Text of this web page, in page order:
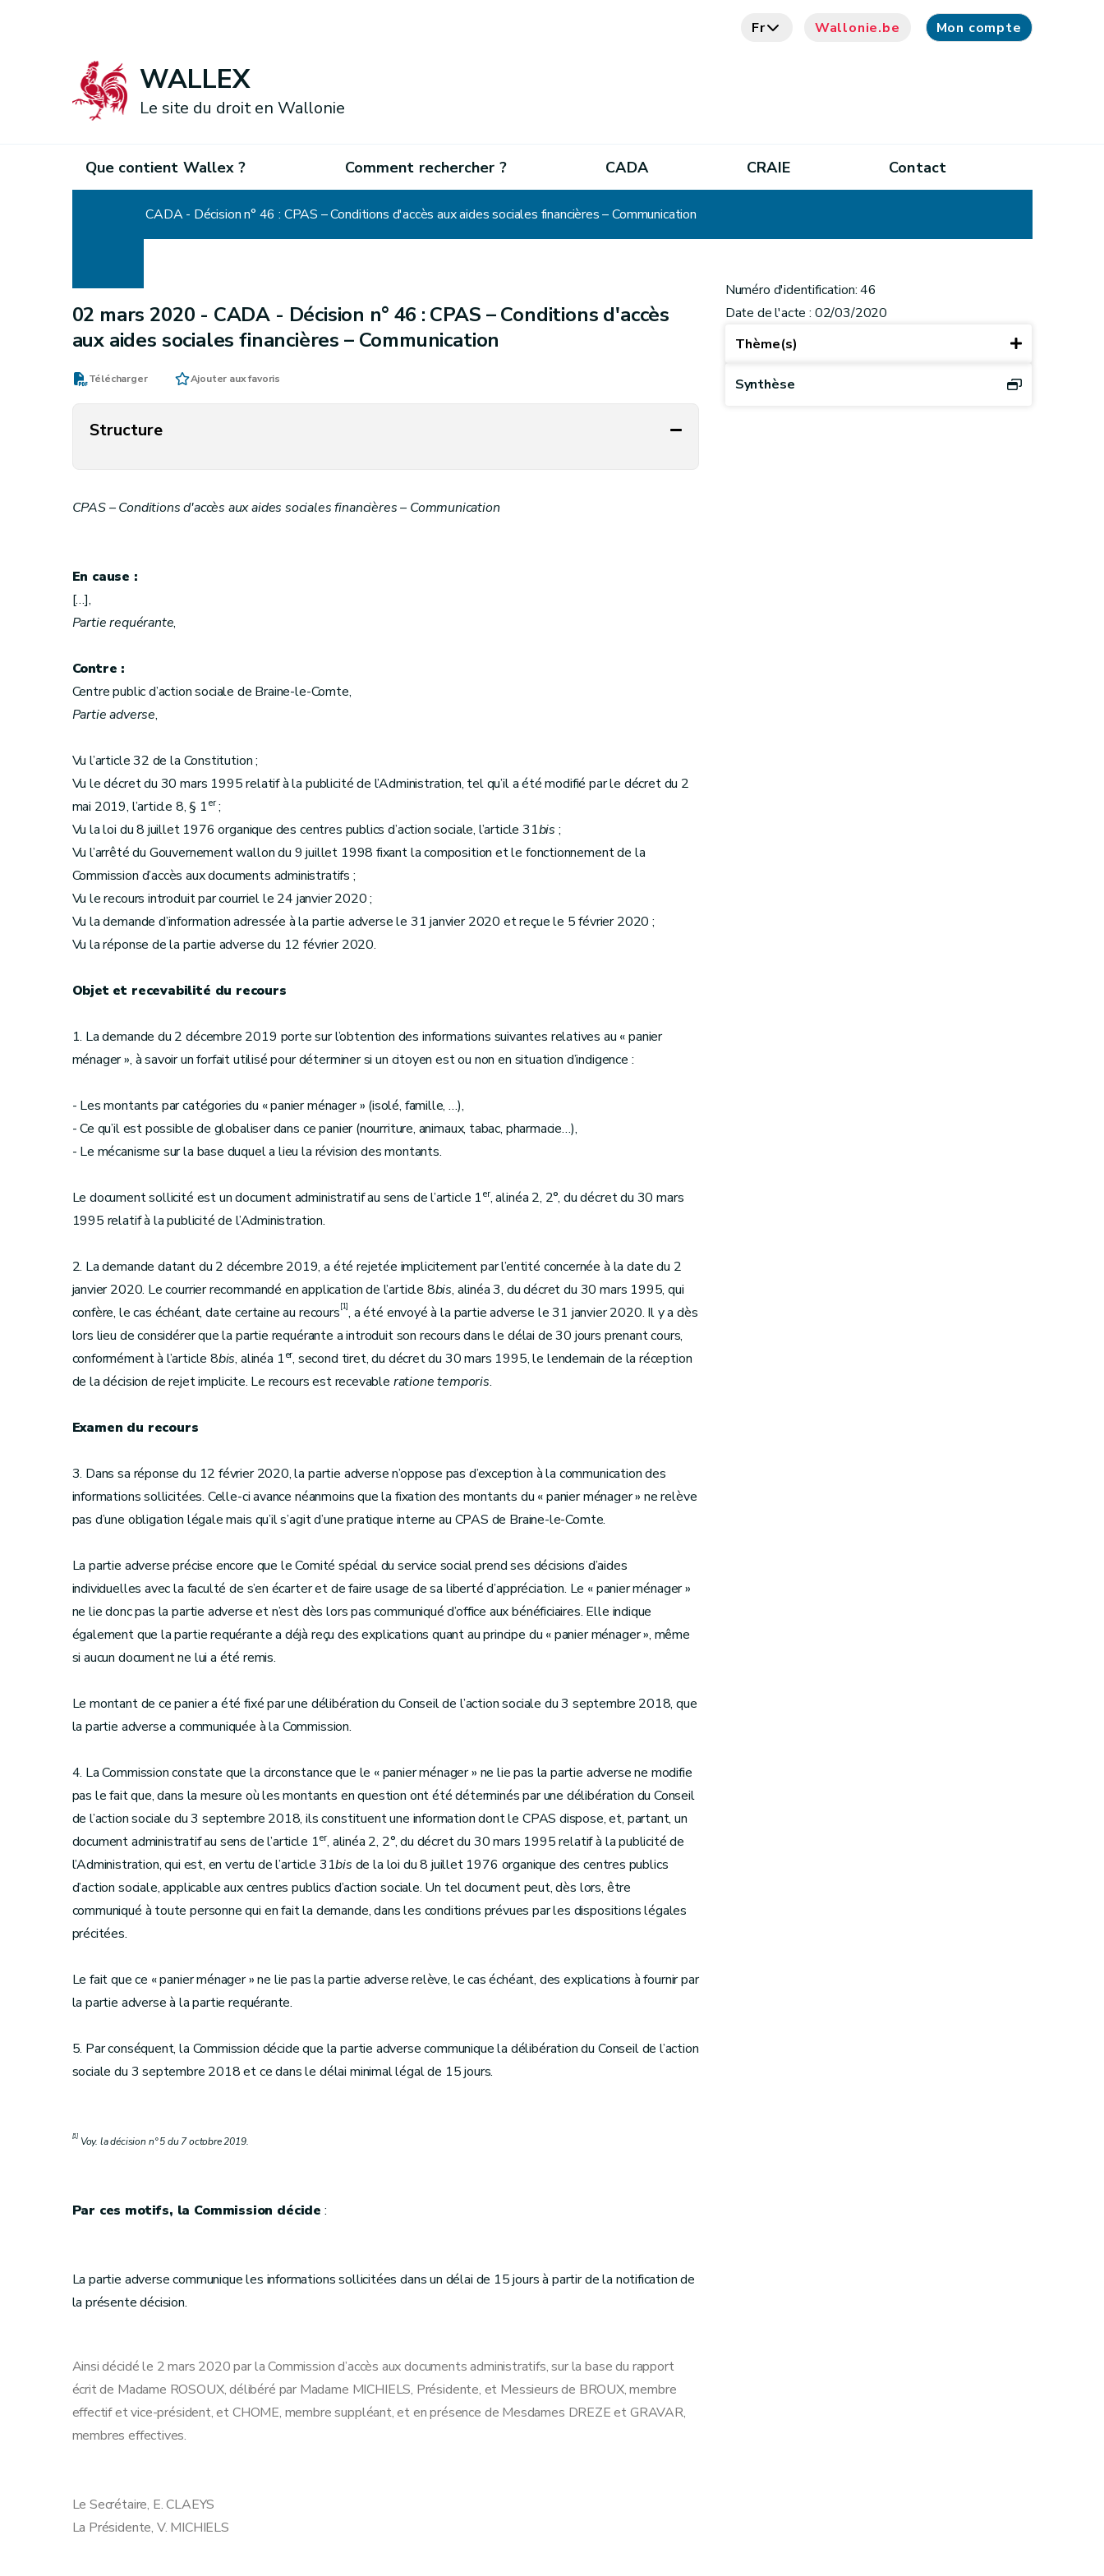
Fr Wallonie.be Mon compte
WALLEX
Le site du droit en Wallonie
Que contient Wallex ? Comment rechercher ? CADA CRAIE Contact
CADA - Décision n° 46 : CPAS – Conditions d'accès aux aides sociales financières – Communication
02 mars 2020 - CADA - Décision n° 46 : CPAS – Conditions d'accès
aux aides sociales financières – Communication
Télécharger Ajouter aux favoris
Structure
CPAS – Conditions d'accès aux aides sociales financières – Communication
En cause :
[…],
Partie requérante,
Contre :
Centre public d’action sociale de Braine-le-Comte,
Partie adverse,
Vu l’article 32 de la Constitution ;
Vu le décret du 30 mars 1995 relatif à la publicité de l’Administration, tel qu’il a été modifié par le décret du 2
mai 2019, l’article 8, § 1er;
Vu la loi du 8 juillet 1976 organique des centres publics d’action sociale, l’article 31bis ;
Vu l’arrêté du Gouvernement wallon du 9 juillet 1998 fixant la composition et le fonctionnement de la
Commission d’accès aux documents administratifs ;
Vu le recours introduit par courriel le 24 janvier 2020 ;
Vu la demande d’information adressée à la partie adverse le 31 janvier 2020 et reçue le 5 février 2020 ;
Vu la réponse de la partie adverse du 12 février 2020.
Objet et recevabilité du recours
1. La demande du 2 décembre 2019 porte sur l’obtention des informations suivantes relatives au « panier
ménager », à savoir un forfait utilisé pour déterminer si un citoyen est ou non en situation d’indigence :
- Les montants par catégories du « panier ménager » (isolé, famille, …),
- Ce qu’il est possible de globaliser dans ce panier (nourriture, animaux, tabac, pharmacie…),
- Le mécanisme sur la base duquel a lieu la révision des montants.
Le document sollicité est un document administratif au sens de l’article 1er, alinéa 2, 2°, du décret du 30 mars
1995 relatif à la publicité de l’Administration.
2. La demande datant du 2 décembre 2019, a été rejetée implicitement par l’entité concernée à la date du 2
janvier 2020. Le courrier recommandé en application de l’article 8bis, alinéa 3, du décret du 30 mars 1995, qui
confère, le cas échéant, date certaine au recours[1], a été envoyé à la partie adverse le 31 janvier 2020. Il y a dès
lors lieu de considérer que la partie requérante a introduit son recours dans le délai de 30 jours prenant cours,
conformément à l’article 8bis, alinéa 1er, second tiret, du décret du 30 mars 1995, le lendemain de la réception
de la décision de rejet implicite. Le recours est recevable ratione temporis.
Examen du recours
3. Dans sa réponse du 12 février 2020, la partie adverse n’oppose pas d’exception à la communication des
informations sollicitées. Celle-ci avance néanmoins que la fixation des montants du « panier ménager » ne relève
pas d’une obligation légale mais qu’il s’agit d’une pratique interne au CPAS de Braine-le-Comte.
La partie adverse précise encore que le Comité spécial du service social prend ses décisions d’aides
individuelles avec la faculté de s’en écarter et de faire usage de sa liberté d’appréciation. Le « panier ménager »
ne lie donc pas la partie adverse et n’est dès lors pas communiqué d’office aux bénéficiaires. Elle indique
également que la partie requérante a déjà reçu des explications quant au principe du « panier ménager », même
si aucun document ne lui a été remis.
Le montant de ce panier a été fixé par une délibération du Conseil de l’action sociale du 3 septembre 2018, que
la partie adverse a communiquée à la Commission.
4. La Commission constate que la circonstance que le « panier ménager » ne lie pas la partie adverse ne modifie
pas le fait que, dans la mesure où les montants en question ont été déterminés par une délibération du Conseil
de l’action sociale du 3 septembre 2018, ils constituent une information dont le CPAS dispose, et, partant, un
document administratif au sens de l’article 1er, alinéa 2, 2°, du décret du 30 mars 1995 relatif à la publicité de
l’Administration, qui est, en vertu de l’article 31bis de la loi du 8 juillet 1976 organique des centres publics
d’action sociale, applicable aux centres publics d’action sociale. Un tel document peut, dès lors, être
communiqué à toute personne qui en fait la demande, dans les conditions prévues par les dispositions légales
précitées.
Le fait que ce « panier ménager » ne lie pas la partie adverse relève, le cas échéant, des explications à fournir par
la partie adverse à la partie requérante.
5. Par conséquent, la Commission décide que la partie adverse communique la délibération du Conseil de l’action
sociale du 3 septembre 2018 et ce dans le délai minimal légal de 15 jours.
[1]Voy. la décision n° 5 du 7 octobre 2019.
Par ces motifs, la Commission décide :
La partie adverse communique les informations sollicitées dans un délai de 15 jours à partir de la notification de
la présente décision.
Ainsi décidé le 2 mars 2020 par la Commission d’accès aux documents administratifs, sur la base du rapport
écrit de Madame ROSOUX, délibéré par Madame MICHIELS, Présidente, et Messieurs de BROUX, membre
effectif et vice-président, et CHOME, membre suppléant, et en présence de Mesdames DREZE et GRAVAR,
membres effectives.
Le Secrétaire, E. CLAEYS
La Présidente, V. MICHIELS
Numéro d'identification: 46
Date de l'acte : 02/03/2020
Thème(s)
Synthèse